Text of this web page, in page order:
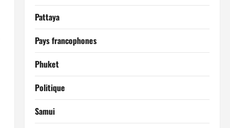
Pattaya
Pays francophones
Phuket
Politique
Samui